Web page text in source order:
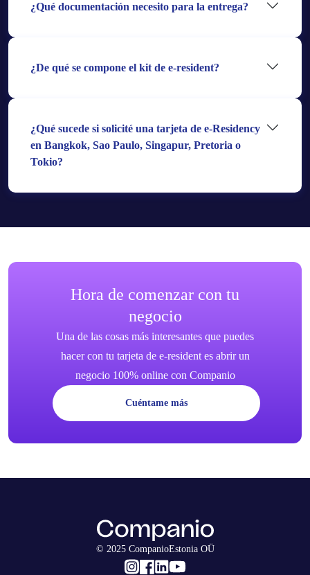
¿Qué documentación necesito para la entrega?
¿De qué se compone el kit de e-resident?
¿Qué sucede si solicité una tarjeta de e-Residency
en Bangkok, Sao Paulo, Singapur, Pretoria o
Tokio?
Hora de comenzar con tu
negocio
Una de las cosas más interesantes que puedes
hacer con tu tarjeta de e-resident es abrir un
negocio 100% online con Companio
Cuéntame más
© 2025 CompanioEstonia OÜ